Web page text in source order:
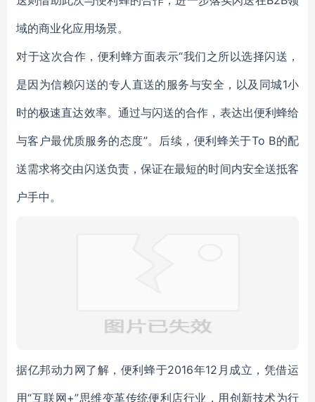
域的商业化应用场景。
对于这次合作，便利蜂方面表示“我们之所以选择闪送，
是因为信赖闪送的专人直送的服务与安全，以及同城1小
时的极速直达效率。通过与闪送的合作，表达出便利蜂给
与客户最优质服务的态度”。后续，便利蜂关于To B的配
送需求将交由闪送负责，保证在最短的时间内安全送抵客
户手中。
据亿邦动力网了解，便利蜂于2016年12月成立，凭借运
用“互联网+”思维变革传统便利店行业，用创新技术为行